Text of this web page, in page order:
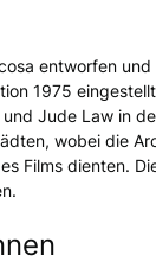
entworfen
1975
Jude Law in
wobei die
Films dienten.